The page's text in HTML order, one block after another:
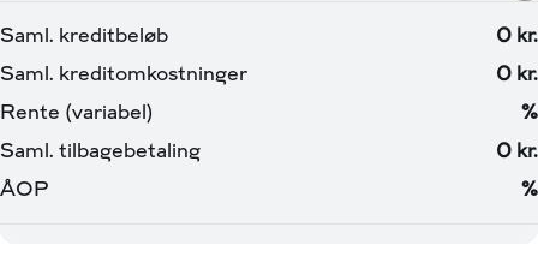
nødbremsesystem, Dæktrykssensor, ESP, Isofix,
Lyssensor, Selealarm, Startspærre, Service ok,
Vi har et af Danmarks største udvalg af brugte elbiler til
nogle af markedets mest attraktive priser. Som kunde i
Via Biler er du i trygge hænder, vi vejleder dig i alt fra køb